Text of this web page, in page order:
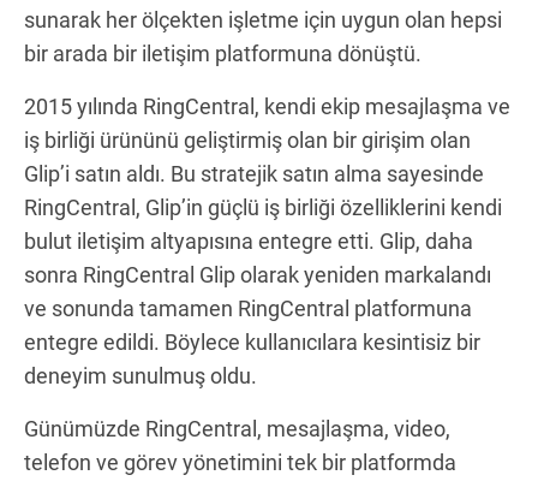
sunarak her ölçekten işletme için uygun olan hepsi
bir arada bir iletişim platformuna dönüştü.
2015 yılında RingCentral, kendi ekip mesajlaşma ve
iş birliği ürününü geliştirmiş olan bir girişim olan
Glip’i satın aldı. Bu stratejik satın alma sayesinde
RingCentral, Glip’in güçlü iş birliği özelliklerini kendi
bulut iletişim altyapısına entegre etti. Glip, daha
sonra RingCentral Glip olarak yeniden markalandı
ve sonunda tamamen RingCentral platformuna
entegre edildi. Böylece kullanıcılara kesintisiz bir
deneyim sunulmuş oldu.
Günümüzde RingCentral, mesajlaşma, video,
telefon ve görev yönetimini tek bir platformda